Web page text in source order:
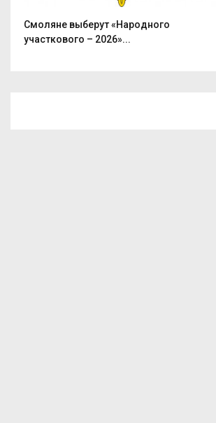
Смоляне выберут «Народного
участкового – 2026»...